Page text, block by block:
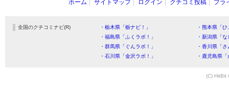
ホーム サイトマップ ログイン クチコミ投稿 プラ
全国のクチコミナビ(R) ・栃木県「栃ナビ！」
・熊本県「
・福島県「ふくラボ！」
・新潟県「
・群馬県「ぐんラボ！」
・香川県「
・石川県「金沢ラボ！」
・鹿児島県
(C) HitBit